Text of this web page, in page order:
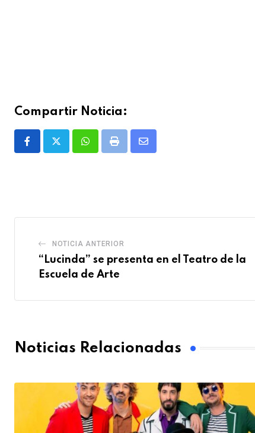
Compartir Noticia:
WhatsappPrint
Share
NOTICIA ANTERIOR
“Lucinda” se presenta en el Teatro de la
Escuela de Arte
Noticias Relacionadas